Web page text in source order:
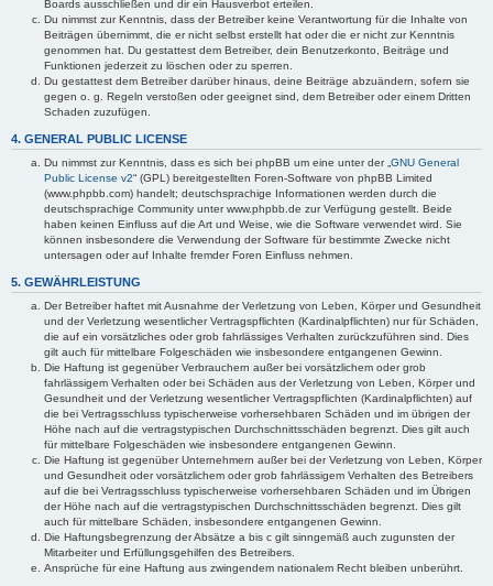
Boards ausschließen und dir ein Hausverbot erteilen.
Du nimmst zur Kenntnis, dass der Betreiber keine Verantwortung für die Inhalte von
Beiträgen übernimmt, die er nicht selbst erstellt hat oder die er nicht zur Kenntnis
genommen hat. Du gestattest dem Betreiber, dein Benutzerkonto, Beiträge und
Funktionen jederzeit zu löschen oder zu sperren.
Du gestattest dem Betreiber darüber hinaus, deine Beiträge abzuändern, sofern sie
gegen o. g. Regeln verstoßen oder geeignet sind, dem Betreiber oder einem Dritten
Schaden zuzufügen.
4. GENERAL PUBLIC LICENSE
Du nimmst zur Kenntnis, dass es sich bei phpBB um eine unter der „ GNU General
Public License v2“ (GPL) bereitgestellten Foren-Software von phpBB Limited
(www.phpbb.com) handelt; deutschsprachige Informationen werden durch die
deutschsprachige Community unter www.phpbb.de zur Verfügung gestellt. Beide
haben keinen Einfluss auf die Art und Weise, wie die Software verwendet wird. Sie
können insbesondere die Verwendung der Software für bestimmte Zwecke nicht
untersagen oder auf Inhalte fremder Foren Einfluss nehmen.
5. GEWÄHRLEISTUNG
Der Betreiber haftet mit Ausnahme der Verletzung von Leben, Körper und Gesundheit
und der Verletzung wesentlicher Vertragspflichten (Kardinalpflichten) nur für Schäden,
die auf ein vorsätzliches oder grob fahrlässiges Verhalten zurückzuführen sind. Dies
gilt auch für mittelbare Folgeschäden wie insbesondere entgangenen Gewinn.
Die Haftung ist gegenüber Verbrauchern außer bei vorsätzlichem oder grob
fahrlässigem Verhalten oder bei Schäden aus der Verletzung von Leben, Körper und
Gesundheit und der Verletzung wesentlicher Vertragspflichten (Kardinalpflichten) auf
die bei Vertragsschluss typischerweise vorhersehbaren Schäden und im übrigen der
Höhe nach auf die vertragstypischen Durchschnittsschäden begrenzt. Dies gilt auch
für mittelbare Folgeschäden wie insbesondere entgangenen Gewinn.
Die Haftung ist gegenüber Unternehmern außer bei der Verletzung von Leben, Körper
und Gesundheit oder vorsätzlichem oder grob fahrlässigem Verhalten des Betreibers
auf die bei Vertragsschluss typischerweise vorhersehbaren Schäden und im Übrigen
der Höhe nach auf die vertragstypischen Durchschnittsschäden begrenzt. Dies gilt
auch für mittelbare Schäden, insbesondere entgangenen Gewinn.
Die Haftungsbegrenzung der Absätze a bis c gilt sinngemäß auch zugunsten der
Mitarbeiter und Erfüllungsgehilfen des Betreibers.
Ansprüche für eine Haftung aus zwingendem nationalem Recht bleiben unberührt.